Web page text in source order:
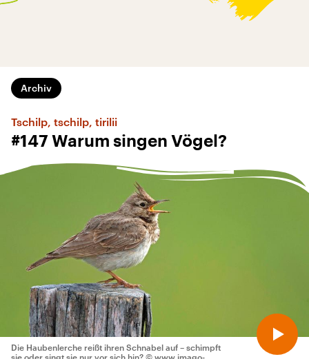
Archiv
Tschilp, tschilp, tirilii
#147 Warum singen Vögel?
Die Haubenlerche reißt ihren Schnabel auf – schimpft
sie oder singt sie nur vor sich hin? © www.imago-